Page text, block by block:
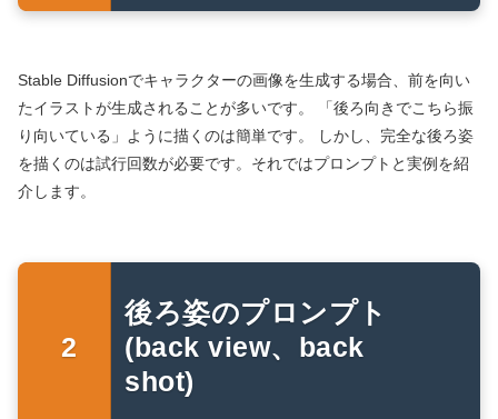
Stable Diffusionでキャラクターの画像を生成する場合、前を向い
たイラストが生成されることが多いです。 「後ろ向きでこちら振
り向いている」ように描くのは簡単です。 しかし、完全な後ろ姿
を描くのは試行回数が必要です。それではプロンプトと実例を紹
介します。
後ろ姿のプロンプト
(back view、back
shot)